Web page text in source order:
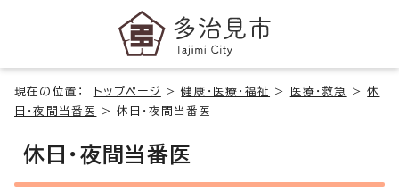
現在の位置： トップページ >健康・医療・福祉 > 医療・救急 >休
日・夜間当番医
>休日・夜間当番医
休日・夜間当番医